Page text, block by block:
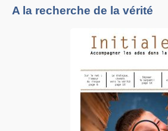
A la recherche de la vérité